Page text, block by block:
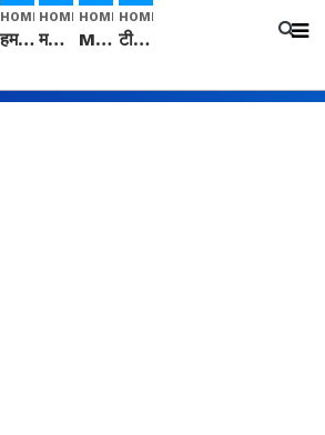
HOME
हम सनातनी..." सांसद kangana Ranaut से क्या बोली लड़की? Viral Jantar-Mantar | CJP protest
HOME
मनीषा हत्याकांड: हत्या, आत्महत्या या कोई बड़ा राज? | Full Story | Josh Haryana
HOME
Mangalsutra: हिंदू धर्म में शादी के बाद मंगलसूत्र क्यों पहनती है महिलाएं, किसने शुरु की ये परंपरा
HOME
टीम बीकेई ने एग्रीकल्चर ग्रेड की यूरिया खाद गट्टों में बदलकर टेक्निकल ग्रेड में बेचने वालों पर करवाई कार्रवाई: लखविंदर सिंह औलख